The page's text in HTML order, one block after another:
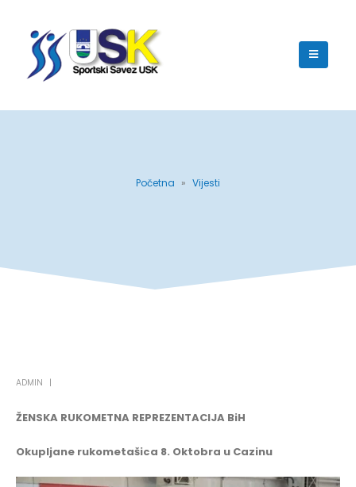
Početna » Vijesti
ADMIN
ŽENSKA RUKOMETNA REPREZENTACIJA BiH
Okupljane rukometašica 8. Oktobra u Cazinu